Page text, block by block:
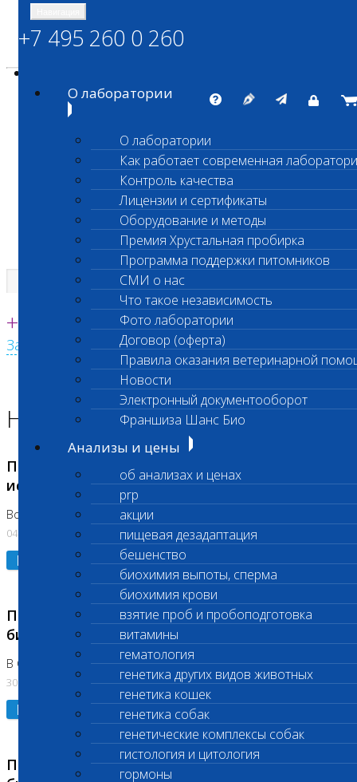
ШАНС БИО
Независимая ветеринарная лаборатория
Единая круглосуточная справочная
+7 495 260 0 260
Заказать звонок с сайта
+7 495 260 0 260
О лаборатории
О лаборатории
Как работает современная
Контроль качества
Лицензии и сертификаты
Оборудование и методы
Премия Хрустальная пробирка
Программа поддержки питомников
СМИ о нас
Что такое независимость
Фото лаборатории
Договор (оферта)
Правила оказания ветеринарной
Новости
Электронный документооборот
Франшиза Шанс Био
Анализы и цены
об анализах и ценах
prp
акции
пищевая дезадаптация
бешенство
биохимия выпоты, сперма
биохимия крови
взятие проб и пробоподготовка
витамины
гематология
генетика других видов животных
генетика кошек
генетика собак
генетические комплексы собак
гистология и цитология
гормоны
Главная страница
Новости лаборатории
Приостановка срочных биохимических
исследований
Во Владыкино
04.08.2026
Подробнее
Приостановлено выполнение срочных
биохимических исследований
В Сколково. Код (123,309,310)
30.07.2026
Подробнее
Приостановлено выполнение срочных